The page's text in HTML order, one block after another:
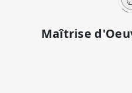
Maîtrise